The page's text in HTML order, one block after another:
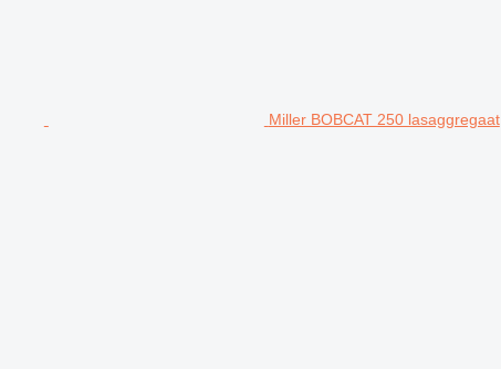
Miller BOBCAT 250 lasaggregaat